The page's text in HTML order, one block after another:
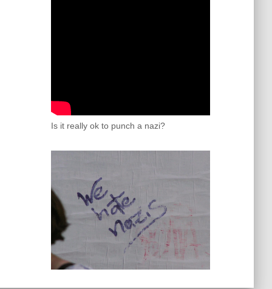
Is it really ok to punch a nazi?